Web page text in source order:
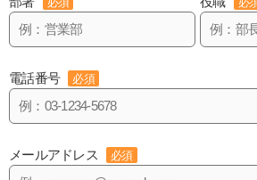
電話番号 必須
メールアドレス 必須